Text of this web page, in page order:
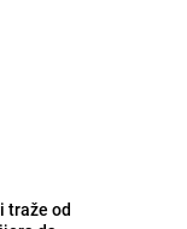
muke
traže od